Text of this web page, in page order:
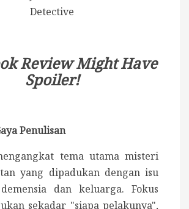
Detective
Review Might Have
Spoiler!
Penulisan
tema utama misteri
yang dipadukan dengan isu
dan keluarga. Fokus
sekadar "siapa pelakunya",